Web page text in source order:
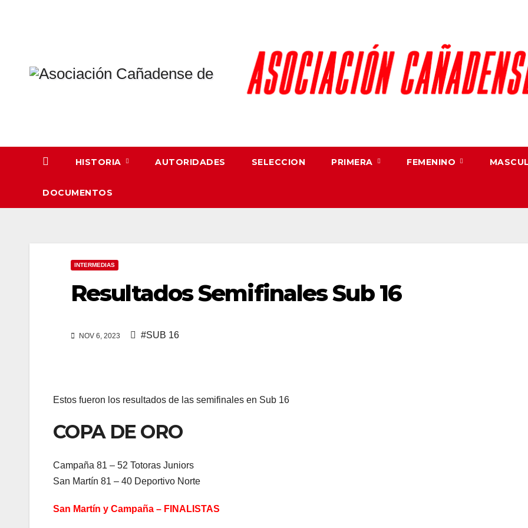
HISTORIA AUTORIDADES SELECCION PRIMERA FEMENINO
DOCUMENTOS
INTERMEDIAS
Resultados Semifinales Sub 16
NOV 6, 2023 #SUB 16
Estos fueron los resultados de las semifinales en Sub 16
COPA DE ORO
Campaña 81 – 52 Totoras Juniors
San Martín 81 – 40 Deportivo Norte
San Martín y Campaña – FINALISTAS